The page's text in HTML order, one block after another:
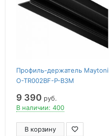
Профиль-держатель Maytoni
O-TR002BF-P-B3M
9 390 руб.
В наличии: 400
В корзину